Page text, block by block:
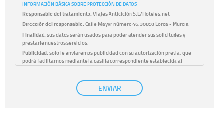
INFORMACIÓN BÁSICA SOBRE PROTECCIÓN DE DATOS
Responsable del tratamiento:Viajes Anticiclón S.L/Hoteles.net
Dirección del responsable:Calle Mayor número 46,30893 Lorca - Murcia
Finalidad:sus datos serán usados para poder atender sus solicitudes y
prestarle nuestros servicios.
Publicidad:solo le enviaremos publicidad con su autorización previa, que
podrá facilitarnos mediante la casilla correspondiente establecida al
únicamente trataremos sus datos con su consentimiento
previo, que podrá facilitarnos mediante la casilla correspondiente
ENVIAR